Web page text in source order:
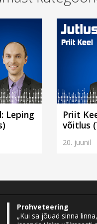
Leping
Priit
võitlus
20. juunil
Prohveteering
„Kui sa jõuad sinna